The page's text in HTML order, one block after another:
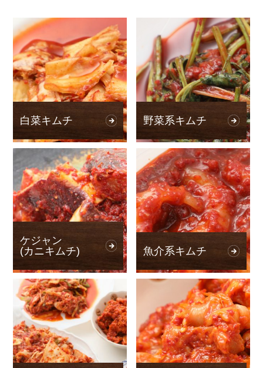
白菜キムチ 野菜系キムチ
ケジャン
(カニキムチ)
魚介系キムチ